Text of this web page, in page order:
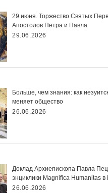
29 июня. Торжество Святых
Апостолов Петра и Павла
29.06.2026
Больше, чем знания: как
меняет общество
26.06.2026
Доклад Архиепископа Павла
энциклики Magnifica Нumanitas в
26.06.2026